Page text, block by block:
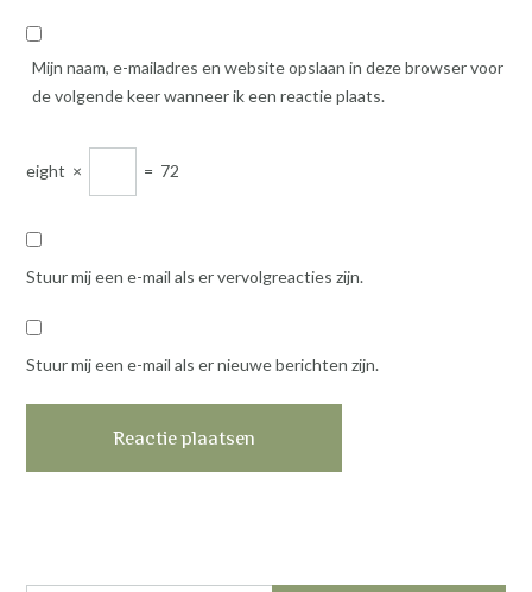
Mijn naam, e-mailadres en website opslaan in deze browser voor
de volgende keer wanneer ik een reactie plaats.
eight × = 72
Stuur mij een e-mail als er vervolgreacties zijn.
Stuur mij een e-mail als er nieuwe berichten zijn.